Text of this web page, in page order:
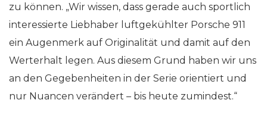
zu können. „Wir wissen, dass gerade auch sportlich
interessierte Liebhaber luftgekühlter Porsche 911
ein Augenmerk auf Originalität und damit auf den
Werterhalt legen. Aus diesem Grund haben wir uns
an den Gegebenheiten in der Serie orientiert und
nur Nuancen verändert – bis heute zumindest.“